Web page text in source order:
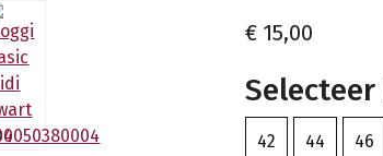
€ 15,00
42 44 46